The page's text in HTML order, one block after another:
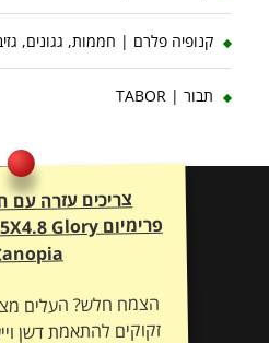
קנופיה פלרם | חממות, גגונים,
תבור | TABOR
צריכים עזרה עם
הצמח חלש? העלים
זקוקים להתאמת דשן